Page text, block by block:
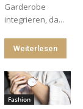
Garderobe
integrieren, da...
Weiterlesen
Fashion